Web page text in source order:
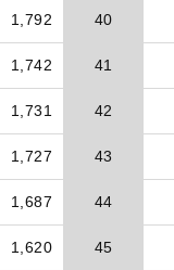
1,792 40
1,742 41
1,731 42
1,727 43
1,687 44
1,620 45